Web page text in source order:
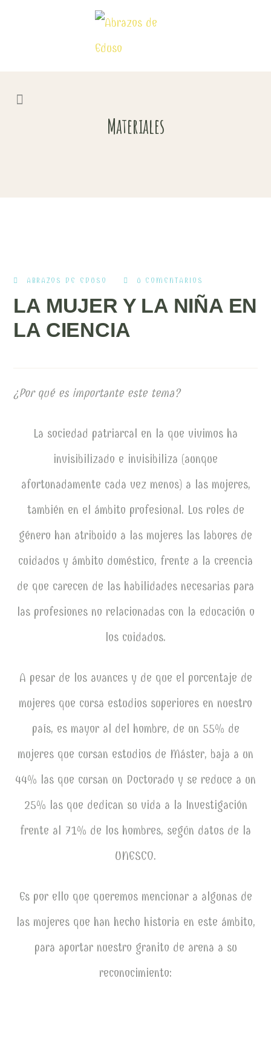
Materiales
ABRAZOS DE EDUSO 0 COMENTARIOS
LA MUJER Y LA NIÑA EN
LA CIENCIA
¿Por qué es importante este tema?
La sociedad patriarcal en la que vivimos ha
invisibilizado e invisibiliza (aunque
afortunadamente cada vez menos) a las mujeres,
también en el ámbito profesional. Los roles de
género han atribuido a las mujeres las labores de
cuidados y ámbito doméstico, frente a la creencia
de que carecen de las habilidades necesarias para
las profesiones no relacionadas con la educación o
los cuidados.
A pesar de los avances y de que el porcentaje de
mujeres que cursa estudios superiores en nuestro
país, es mayor al del hombre, de un 55% de
mujeres que cursan estudios de Máster, baja a un
44% las que cursan un Doctorado y se reduce a un
25% las que dedican su vida a la Investigación
frente al 71% de los hombres, según datos de la
UNESCO.
Es por ello que queremos mencionar a algunas de
las mujeres que han hecho historia en este ámbito,
para aportar nuestro granito de arena a su
reconocimiento: